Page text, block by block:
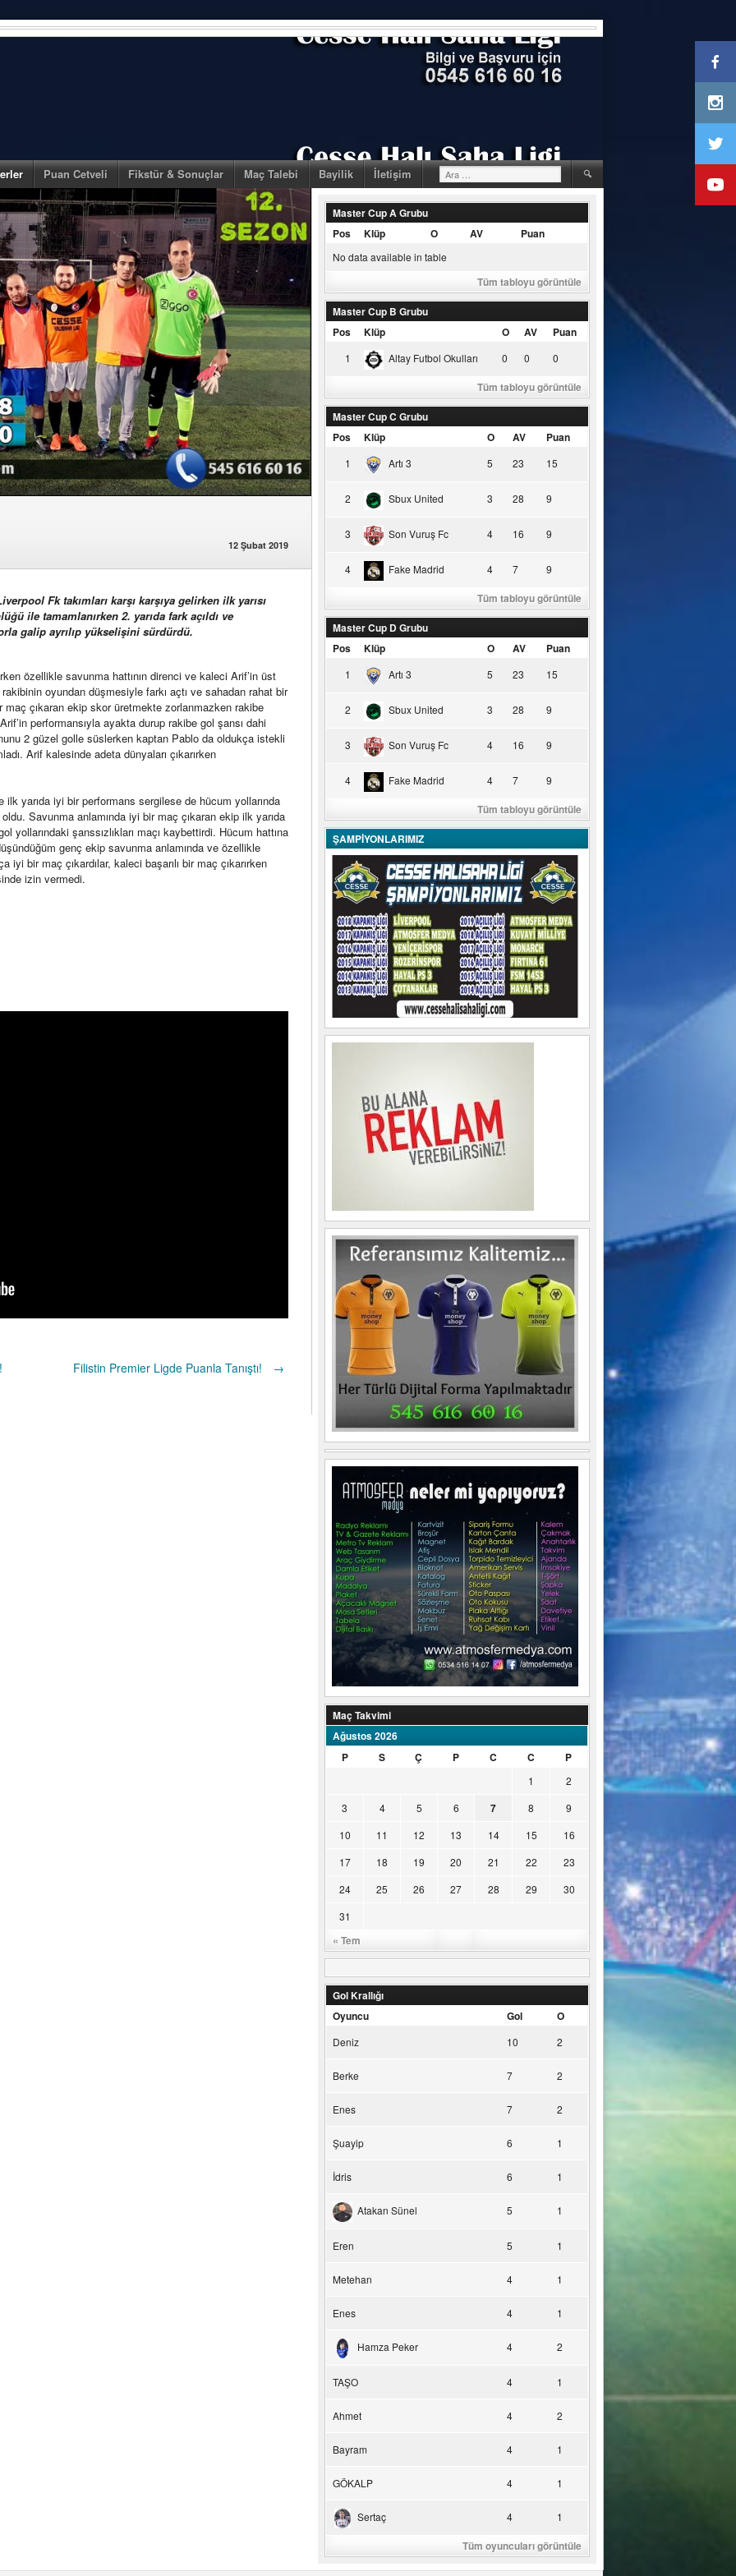
Puan Cetveli Fikstür & Sonuçlar Maç Talebi Bayilik İletişim Arama:
12 Şubat 2019
Fk takımları karşı karşıya gelirken ilk yarısı
ile tamamlanırken 2. yarıda fark açıldı ve
galip ayrılıp yükselişini sürdürdü.
özellikle savunma hattının direnci ve kaleci Arif’in üst
oyundan düşmesiyle farkı açtı ve sahadan rahat bir
maç çıkaran ekip skor üretmekte zorlanmazken rakibe
performansıyla ayakta durup rakibe gol şansı dahi
2 güzel golle süslerken kaptan Pablo da oldukça istekli
Arif kalesinde adeta dünyaları çıkarırken
ilk yarıda iyi bir performans sergilese de hücum yollarında
Savunma anlamında iyi bir maç çıkaran ekip ilk yarıda
şanssızlıkları maçı kaybettirdi. Hücum hattına
genç ekip savunma anlamında ve özellikle
bir maç çıkardılar, kaleci başarılı bir maç çıkarırken
izin vermedi.
Filistin Premier Ligde Puanla Tanıştı! →
Master Cup A Grubu
Pos
Klüp O AV Puan
No data available in table
Tüm tabloyu görüntüle
Master Cup B Grubu
Pos
Klüp O AV Puan
1 Altay Futbol Okulları 0 0 0
Tüm tabloyu görüntüle
Master Cup C Grubu
Pos
Klüp O AV Puan
1 Artı 3 5 23 15
2 Sbux United 3 28 9
3 Son Vuruş Fc 4 16 9
4 Fake Madrid 4 7 9
Tüm tabloyu görüntüle
Master Cup D Grubu
Pos
Klüp O AV Puan
1 Artı 3 5 23 15
2 Sbux United 3 28 9
3 Son Vuruş Fc 4 16 9
4 Fake Madrid 4 7 9
Tüm tabloyu görüntüle
ŞAMPİYONLARIMIZ
Maç Takvimi
Ağustos 2026
P
S Ç P C C P
« Tem
1
2
3
4 5 6 7 8
9
10
11 12 13 14 15
16
17
18 19 20 21 22
23
24
25 26 27 28 29
30
31
Gol Krallığı
Oyuncu
Gol O
Deniz 10 2
Berke 7 2
Enes 7 2
Şuayip 6 1
İdris 6 1
Atakan Sünel 5 1
Eren 5 1
Metehan 4 1
Enes 4 1
Hamza Peker 4 2
TAŞO 4 1
Ahmet 4 2
Bayram 4 1
GÖKALP 4 1
Sertaç 4 1
Tüm oyuncuları görüntüle